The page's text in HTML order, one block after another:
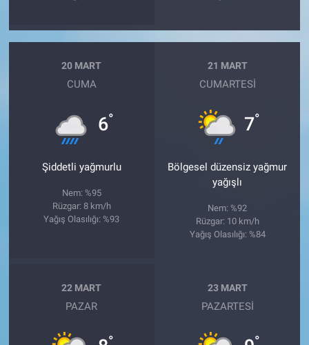
20 MART
CUMA
6°
Şiddetli yağmurlu
Nem: %95
Rüzgar: 8 km/h
Yağış Olasılığı: %93
21 MART
CUMARTESI
7°
Bölgesel düzensiz yağmur
yağışlı
Nem: %92
Rüzgar: 10 km/h
Yağış Olasılığı: %84
22 MART
PAZAR
°
23 MART
PAZARTESI
°